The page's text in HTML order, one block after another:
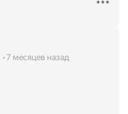
7 месяцев назад